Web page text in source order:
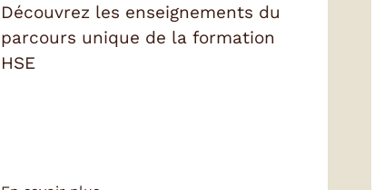
Découvrez les enseignements du
parcours unique de la formation
HSE